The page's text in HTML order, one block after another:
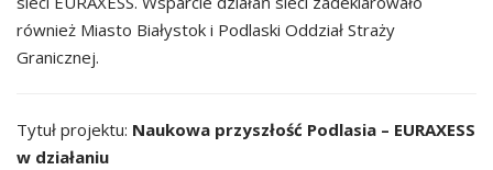
również Miasto Białystok i Podlaski Oddział Straży
Granicznej.
Tytuł projektu: Naukowa przyszłość Podlasia – EURAXESS
w działaniu